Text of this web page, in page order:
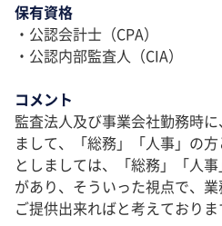
保有資格
・公認会計士（CPA）
・公認内部監査人（CIA）
コメント
監査法人及び事業会社勤務時
まして、「総務」「人事」の
としましては、「総務」「人
があり、そういった視点で、
ご提供出来ればと考えておりま